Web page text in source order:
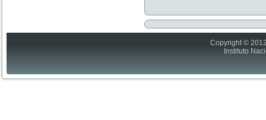
Copyright ©
Instituto